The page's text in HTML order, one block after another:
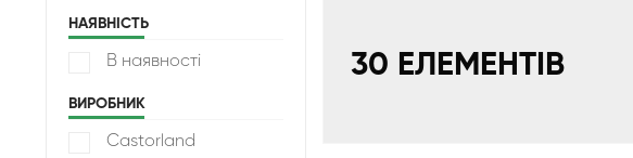
НАЯВНІСТЬ
В наявності
ВИРОБНИК
Castorland
30 ЕЛЕМЕНТІВ